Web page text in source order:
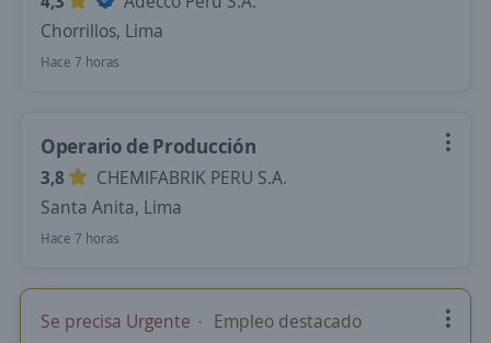
Chorrillos, Lima
Hace 7 horas
Operario de Producción
3,8
CHEMIFABRIK PERU S.A.
Santa Anita, Lima
Hace 7 horas
Se precisa Urgente Empleo destacado